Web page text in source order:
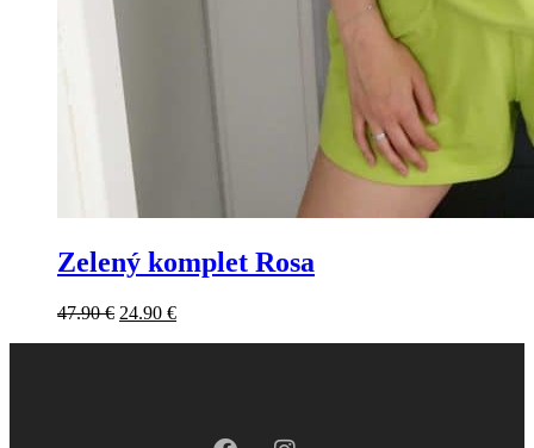
Zelený komplet Rosa
47.90€ 24.90 €